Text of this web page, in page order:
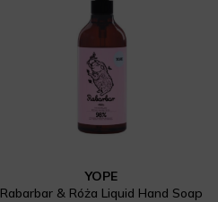
YOPE
Rabarbar & Róża Liquid Hand Soap